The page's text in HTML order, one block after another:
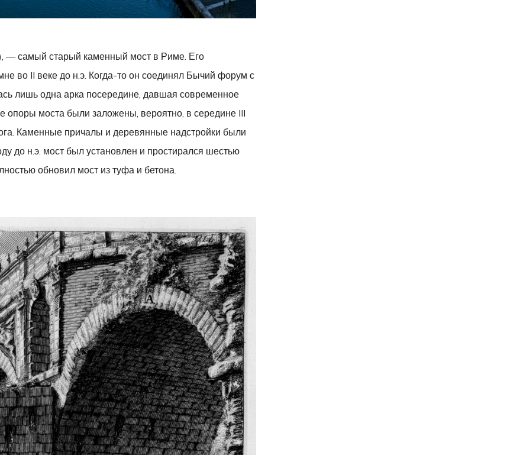
— самый старый каменный мост в Риме. Его
во II веке до н.э. Когда-то он соединял Бычий форум с
лишь одна арка посередине, давшая современное
моста были заложены, вероятно, в середине III
Каменные причалы и деревянные надстройки были
до н.э. мост был установлен и простирался шестью
обновил мост из туфа и бетона.